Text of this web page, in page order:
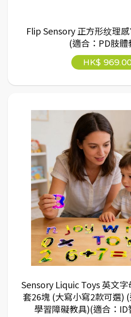
Flip Sensory 正方形纹理
(適合：PD肢體
HK$
Sensory Liquic Toys 英文
套26塊 (大寫小寫2款可選)
學習障礙教具)(適合：